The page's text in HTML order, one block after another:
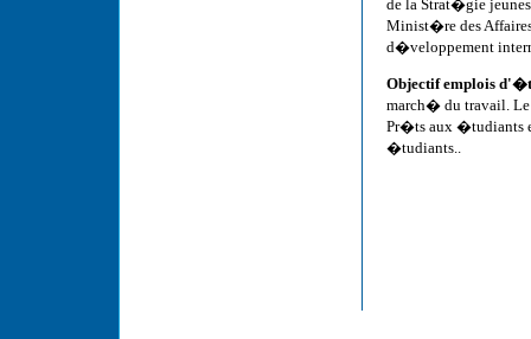
de la Strat�gie
Minist�re des
d�veloppement
Objectif emplois
march� du travail.
Pr�ts aux �tudiants
�tudiants..